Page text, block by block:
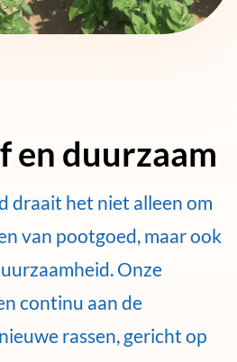
en duurzaam
draait het niet alleen om
van pootgoed, maar ook
Onze
continu aan de
rassen, gericht op